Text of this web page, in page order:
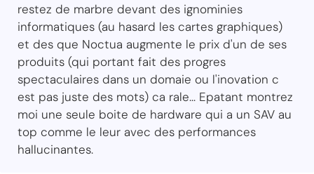
restez de marbre devant des ignominies
informatiques (au hasard les cartes graphiques)
et des que Noctua augmente le prix d'un de ses
produits (qui portant fait des progres
spectaculaires dans un domaie ou l'inovation c
est pas juste des mots) ca rale... Epatant montrez
moi une seule boite de hardware qui a un SAV au
top comme le leur avec des performances
hallucinantes.